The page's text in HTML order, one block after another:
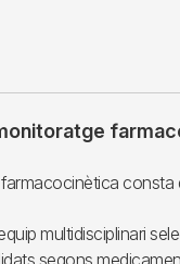
consta
multidisciplinari